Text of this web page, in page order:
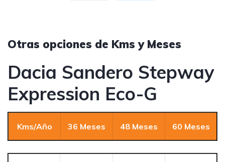
Otras opciones de Kms y Meses
Dacia Sandero Stepway
Expression Eco-G
Kms/Año 36 Meses 48 Meses 60 Meses